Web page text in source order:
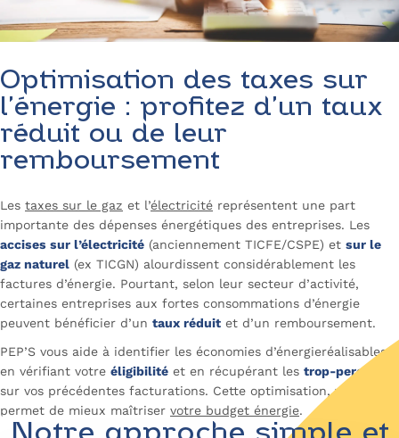
Optimisation des taxes sur
l’énergie : profitez d’un taux
réduit ou de leur
remboursement
Les taxes sur le gaz et l’électricité représentent une part
importante des dépenses énergétiques des entreprises. Les
accises sur l’électricité (anciennement TICFE/CSPE) et sur le
gaz naturel (ex TICGN) alourdissent considérablement les
factures d’énergie. Pourtant, selon leur secteur d’activité,
certaines entreprises aux fortes consommations d’énergie
peuvent bénéficier d’un taux réduit et d’un remboursement.
PEP’S vous aide à identifier les économies d’énergieréalisables
en vérifiant votre éligibilité et en récupérant les trop-perçus
sur vos précédentes facturations. Cette optimisation, vous
permet de mieux maîtriser votre budget énergie.